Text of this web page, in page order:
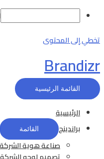
تخطي إلى المحتوى
Brandizr
القائمة الرئيسية
الرئيسية
براندينج
القائمة
صناعة هوية الشركة